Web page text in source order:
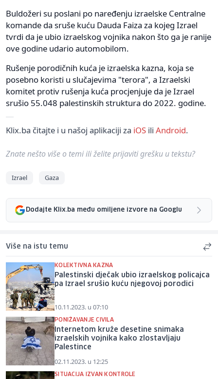
Buldožeri su poslani po naređenju izraelske Centralne
komande da sruše kuću Dauda Faiza za kojeg Izrael
tvrdi da je ubio izraelskog vojnika nakon što ga je ranije
ove godine udario automobilom.
Rušenje porodičnih kuća je izraelska kazna, koja se
posebno koristi u slučajevima "terora", a Izraelski
komitet protiv rušenja kuća procjenjuje da je Izrael
srušio 55.048 palestinskih struktura do 2022. godine.
Klix.ba čitajte i u našoj aplikaciji za iOS ili Android.
Znate nešto više o temi ili želite prijaviti grešku u tekstu?
Izrael Gaza
Dodajte Klix.ba među omiljene izvore na Googlu
Više na istu temu
KOLEKTIVNA KAZNA
Palestinski dječak ubio izraelskog policajca
pa Izrael srušio kuću njegovoj porodici
10.11.2023. u 07:10
PONIŽAVANJE CIVILA
Internetom kruže desetine snimaka
izraelskih vojnika kako zlostavljaju
Palestince
02.11.2023. u 12:25
SITUACIJA IZVAN KONTROLE